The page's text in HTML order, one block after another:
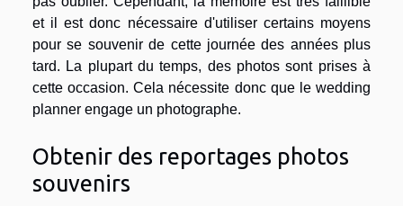
et il est donc nécessaire d'utiliser certains moyens
pour se souvenir de cette journée des années plus
tard. La plupart du temps, des photos sont prises à
cette occasion. Cela nécessite donc que le wedding
planner engage un photographe.
Obtenir des reportages photos
souvenirs